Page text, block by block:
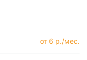
от 6 р./мес.